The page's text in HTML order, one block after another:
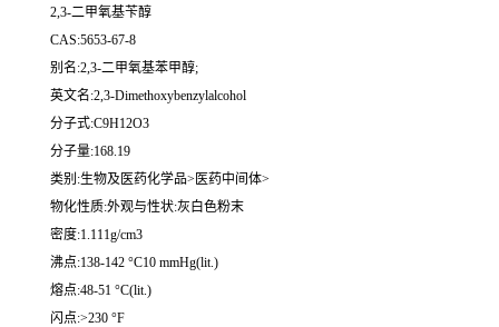
2,3-二甲氧基苄醇
CAS:5653-67-8
别名:2,3-二甲氧基苯甲醇;
英文名:2,3-Dimethoxybenzylalcohol
分子式:C9H12O3
分子量:168.19
类别:生物及医药化学品>医药中间体>
物化性质:外观与性状:灰白色粉末
密度:1.111g/cm3
沸点:138-142 °C10 mmHg(lit.)
熔点:48-51 °C(lit.)
闪点:>230 °F